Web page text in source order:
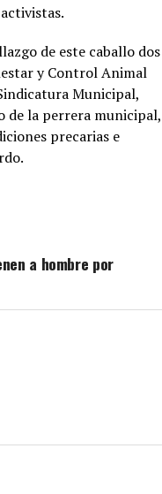
de este caballo dos
y Control Animal
Municipal,
de la perrera municipal,
precarias e
a hombre por